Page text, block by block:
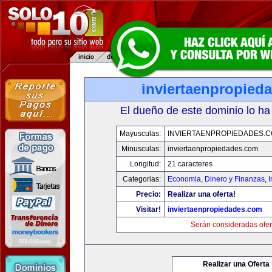
El dueño de este dominio lo
Mayusculas:
Minusculas:
inviertaenpropiedades.com
Longitud:
21 caracteres
Categorias:
Economia, Dinero y Finanzas,
Precio:
Realizar una oferta!
Visitar!
inviertaenpropiedades.com
Serán consideradas
Realizar una Oferta